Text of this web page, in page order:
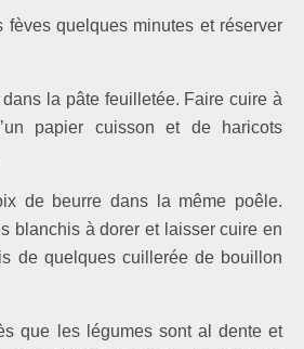
fèves quelques minutes et réserver
la pâte feuilletée. Faire cuire à
papier cuisson et de haricots
de beurre dans la même poêle.
blanchis à dorer et laisser cuire en
de quelques cuillerée de bouillon
que les légumes sont al dente et